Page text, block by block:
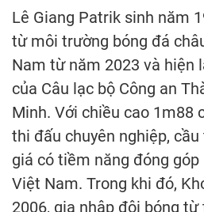
Lê Giang Patrik sinh năm
từ môi trường bóng đá
Nam từ năm 2023 và hiện
của Câu lạc bộ Công an
Minh. Với chiều cao 1m88
thi đấu chuyên nghiệp,
giá có tiềm năng đóng
Việt Nam. Trong khi đó,
2006, gia nhập đội bóng